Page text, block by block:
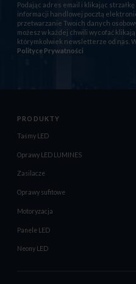
Podając adres email i klikając
informacji handlowej pocztą
przetwarzanie Twoich danych
możesz w każdej chwili wycofać
którymkolwiek newsletterze od nas.
Polityce Prywatności
PRODUKTY
Taśmy LED
Oprawy LED LUMINES
Zasilacze
Oprawy sufitowe
Motoryzacja
Panele LED
Neony LED